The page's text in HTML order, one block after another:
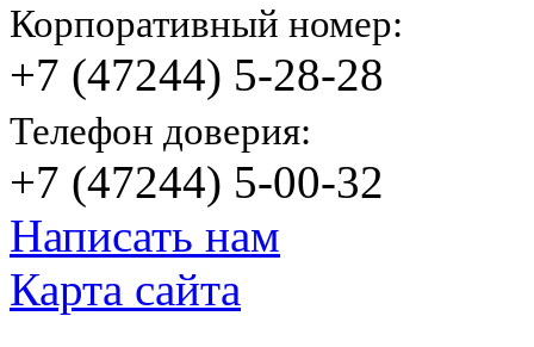
Корпоративный номер:
+7 (47244) 5-28-28
Телефон доверия:
+7 (47244) 5-00-32
Написать нам
Карта сайта